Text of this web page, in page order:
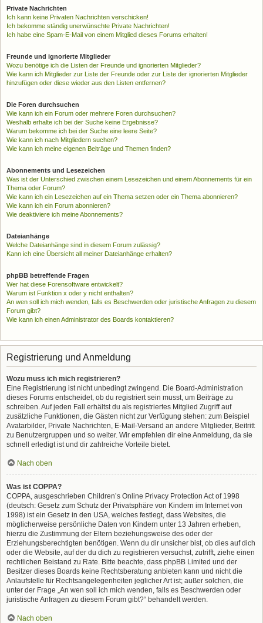
Private Nachrichten
Ich kann keine Privaten Nachrichten verschicken!
Ich bekomme ständig unerwünschte Private Nachrichten!
Ich habe eine Spam-E-Mail von einem Mitglied dieses Forums erhalten!
Freunde und ignorierte Mitglieder
Wozu benötige ich die Listen der Freunde und ignorierten Mitglieder?
Wie kann ich Mitglieder zur Liste der Freunde oder zur Liste der ignorierten Mitglieder
hinzufügen oder diese wieder aus den Listen entfernen?
Die Foren durchsuchen
Wie kann ich ein Forum oder mehrere Foren durchsuchen?
Weshalb erhalte ich bei der Suche keine Ergebnisse?
Warum bekomme ich bei der Suche eine leere Seite?
Wie kann ich nach Mitgliedern suchen?
Wie kann ich meine eigenen Beiträge und Themen finden?
Abonnements und Lesezeichen
Was ist der Unterschied zwischen einem Lesezeichen und einem Abonnements für ein
Thema oder Forum?
Wie kann ich ein Lesezeichen auf ein Thema setzen oder ein Thema abonnieren?
Wie kann ich ein Forum abonnieren?
Wie deaktiviere ich meine Abonnements?
Dateianhänge
Welche Dateianhänge sind in diesem Forum zulässig?
Kann ich eine Übersicht all meiner Dateianhänge erhalten?
phpBB betreffende Fragen
Wer hat diese Forensoftware entwickelt?
Warum ist Funktion x oder y nicht enthalten?
An wen soll ich mich wenden, falls es Beschwerden oder juristische Anfragen zu diesem
Forum gibt?
Wie kann ich einen Administrator des Boards kontaktieren?
Registrierung und Anmeldung
Wozu muss ich mich registrieren?
Eine Registrierung ist nicht unbedingt zwingend. Die Board-Administration
dieses Forums entscheidet, ob du registriert sein musst, um Beiträge zu
schreiben. Auf jeden Fall erhältst du als registriertes Mitglied Zugriff auf
zusätzliche Funktionen, die Gästen nicht zur Verfügung stehen: zum Beispiel
Avatarbilder, Private Nachrichten, E-Mail-Versand an andere Mitglieder, Beitritt
zu Benutzergruppen und so weiter. Wir empfehlen dir eine Anmeldung, da sie
schnell erledigt ist und dir zahlreiche Vorteile bietet.
Nach oben
Was ist COPPA?
COPPA, ausgeschrieben Children’s Online Privacy Protection Act of 1998
(deutsch: Gesetz zum Schutz der Privatsphäre von Kindern im Internet von
1998) ist ein Gesetz in den USA, welches festlegt, dass Websites, die
möglicherweise persönliche Daten von Kindern unter 13 Jahren erheben,
hierzu die Zustimmung der Eltern beziehungsweise des oder der
Erziehungsberechtigten benötigen. Wenn du dir unsicher bist, ob dies auf dich
oder die Website, auf der du dich zu registrieren versuchst, zutrifft, ziehe einen
rechtlichen Beistand zu Rate. Bitte beachte, dass phpBB Limited und der
Besitzer dieses Boards keine Rechtsberatung anbieten kann und nicht die
Anlaufstelle für Rechtsangelegenheiten jeglicher Art ist; außer solchen, die
unter der Frage „An wen soll ich mich wenden, falls es Beschwerden oder
juristische Anfragen zu diesem Forum gibt?“ behandelt werden.
Nach oben